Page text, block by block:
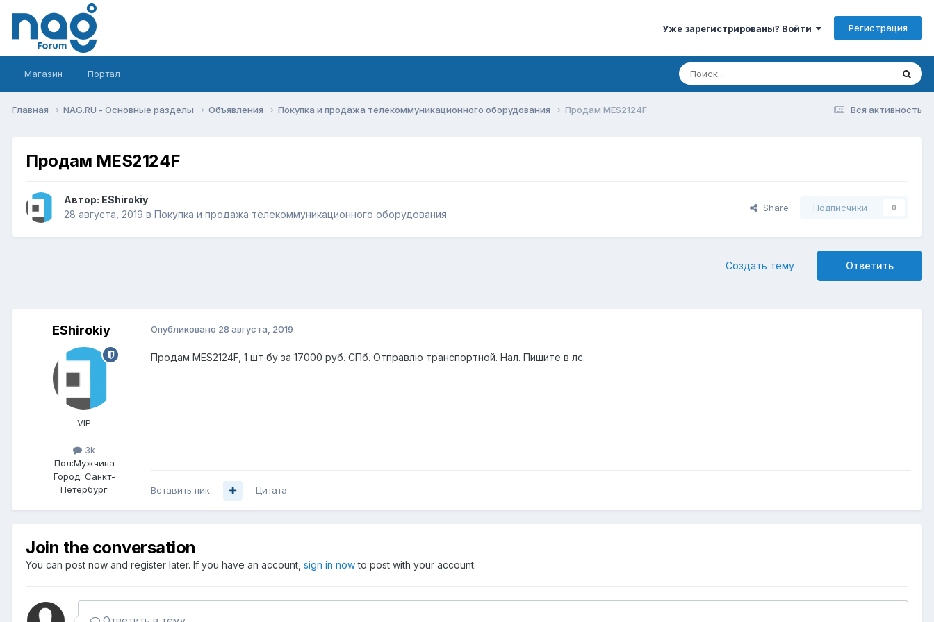
Уже зарегистрированы? Войти Регистрация
Магазин Портал
Вся активность
Главная NAG.RU - Основные разделы Объявления Покупка и продажа телекоммуникационного оборудования Продам MES2124F
Продам MES2124F
Автор: EShirokiy
28 августа, 2019 в Покупка и продажа телекоммуникационного оборудования
Share Подписчики 0
Ответить
Создать тему
EShirokiy
VIP
3k
Пол:Мужчина
Город: Санкт-
Петербург
Опубликовано 28 августа, 2019
Продам MES2124F, 1 шт бу за 17000 руб. СПб. Отправлю транспортной. Нал. Пишите в лс.
Вставить ник Цитата
Join the conversation
You can post now and register later. If you have an account, sign in nowto post with your account.